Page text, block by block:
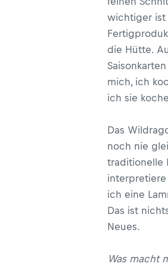
wichtiger ist
die Hütte.
mich, ich
ich sie
Das
noch nie
traditionelle
interpretiere
ich eine
Das ist
Neues.
Was macht